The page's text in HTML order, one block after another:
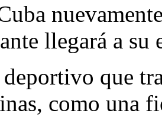
llegará a
que
como una